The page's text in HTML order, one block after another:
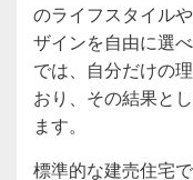
のライフスタイル
ザインを自由に選
では、自分だけの
おり、その結果と
ます。
標準的な建売住宅